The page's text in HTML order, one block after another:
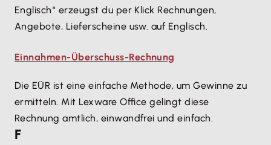
Englisch“ erzeugst du per Klick Rechnungen,
Angebote, Lieferscheine usw. auf Englisch.
Einnahmen-Überschuss-Rechnung
Die EÜR ist eine einfache Methode, um Gewinne zu
ermitteln. Mit Lexware Office gelingt diese
Rechnung amtlich, einwandfrei und einfach.
F